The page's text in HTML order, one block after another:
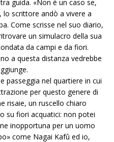
guida. «Non è un caso se,
lo scrittore andò a vivere a
Come scrisse nel suo diario,
un simulacro della sua
da campi e da fiori.
a questa distanza vedrebbe
passeggia nel quartiere in cui
per questo genere di
risaie, un ruscello chiaro
su fiori acquatici: non potei
inopportuna per un uomo
come Nagai Kafû ed io,